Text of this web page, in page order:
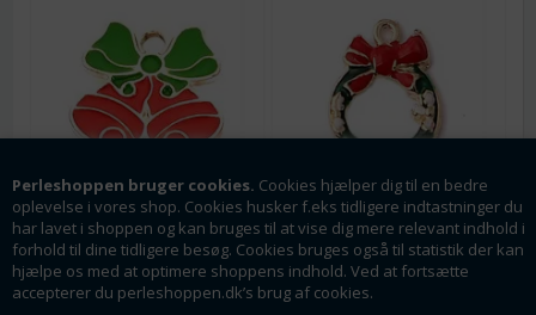
Perleshoppen bruger cookies. Cookies hjælper dig til en bedre
oplevelse i vores shop. Cookies husker f.eks tidligere indtastninger du
har lavet i shoppen og kan bruges til at vise dig mere relevant indhold i
forhold til dine tidligere besøg. Cookies bruges også til statistik der kan
hjælpe os med at optimere shoppens indhold. Ved at fortsætte
accepterer du perleshoppen.dk’s brug af cookies.
Varenr.: vh1115
Vedhæng. Juleklokker.
Forgyldt og emaljeret.
15 mm
16 x 14 mm
Varenr.: vh1304
Vedhæng. Julekrans.
Emaljeret og forgyldt.
18 mm
22 x 18 mm med rhinsten